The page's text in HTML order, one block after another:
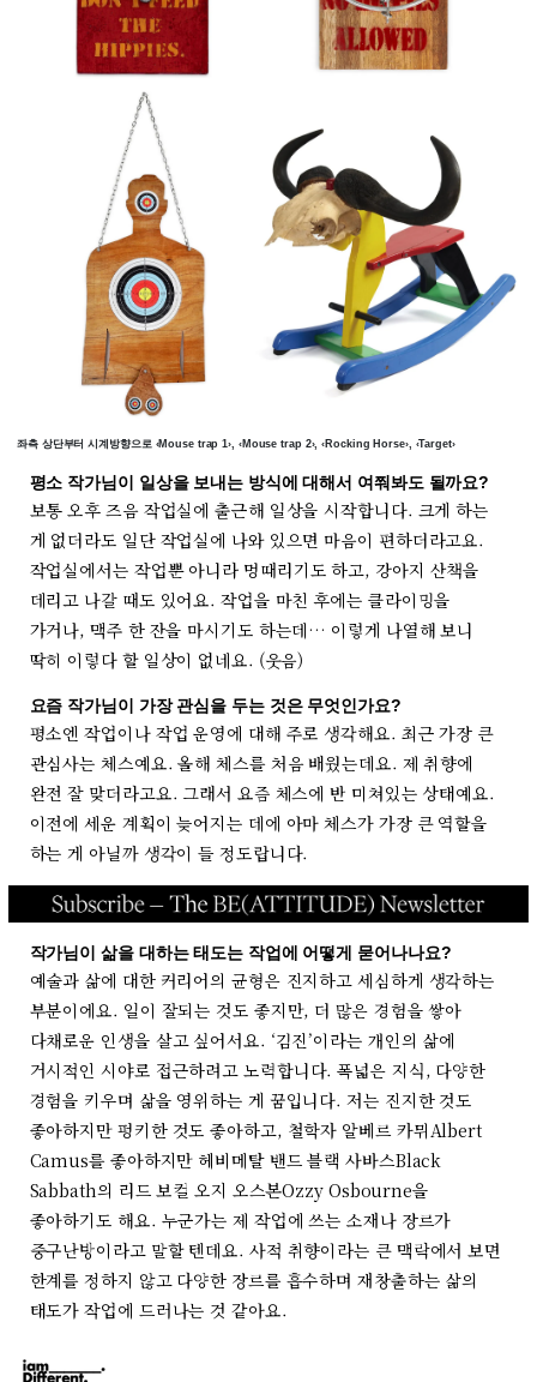
좌측 상단부터 시계방향으로 ‹Mouse trap 1›, ‹Mouse trap 2›, ‹Rocking Horse›, ‹Target›
평소 작가님이 일상을 보내는 방식에 대해서 여쭤봐도 될까요?
보통 오후 즈음 작업실에 출근해 일상을 시작합니다. 크게 하는
게 없더라도 일단 작업실에 나와 있으면 마음이 편하더라고요.
작업실에서는 작업뿐 아니라 멍때리기도 하고, 강아지 산책을
데리고 나갈 때도 있어요. 작업을 마친 후에는 클라이밍을
가거나, 맥주 한 잔을 마시기도 하는데… 이렇게 나열해 보니
딱히 이렇다 할 일상이 없네요. (웃음)
요즘 작가님이 가장 관심을 두는 것은 무엇인가요?
평소엔 작업이나 작업 운영에 대해 주로 생각해요. 최근 가장 큰
관심사는 체스예요. 올해 체스를 처음 배웠는데요. 제 취향에
완전 잘 맞더라고요. 그래서 요즘 체스에 반 미쳐있는 상태예요.
이전에 세운 계획이 늦어지는 데에 아마 체스가 가장 큰 역할을
하는 게 아닐까 생각이 들 정도랍니다.
작가님이 삶을 대하는 태도는 작업에 어떻게 묻어나나요?
예술과 삶에 대한 커리어의 균형은 진지하고 세심하게 생각하는
부분이에요. 일이 잘되는 것도 좋지만, 더 많은 경험을 쌓아
다채로운 인생을 살고 싶어서요. ‘김진’이라는 개인의 삶에
거시적인 시야로 접근하려고 노력합니다. 폭넓은 지식, 다양한
경험을 키우며 삶을 영위하는 게 꿈입니다. 저는 진지한 것도
좋아하지만 펑키한 것도 좋아하고, 철학자 알베르 카뮈Albert
Camus를 좋아하지만 헤비메탈 밴드 블랙 사바스Black
Sabbath의 리드 보컬 오지 오스본Ozzy Osbourne을
좋아하기도 해요. 누군가는 제 작업에 쓰는 소재나 장르가
중구난방이라고 말할 텐데요. 사적 취향이라는 큰 맥락에서 보면
한계를 정하지 않고 다양한 장르를 흡수하며 재창출하는 삶의
태도가 작업에 드러나는 것 같아요.